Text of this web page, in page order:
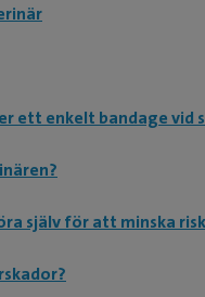
ett enkelt bandage vid
själv för att minska